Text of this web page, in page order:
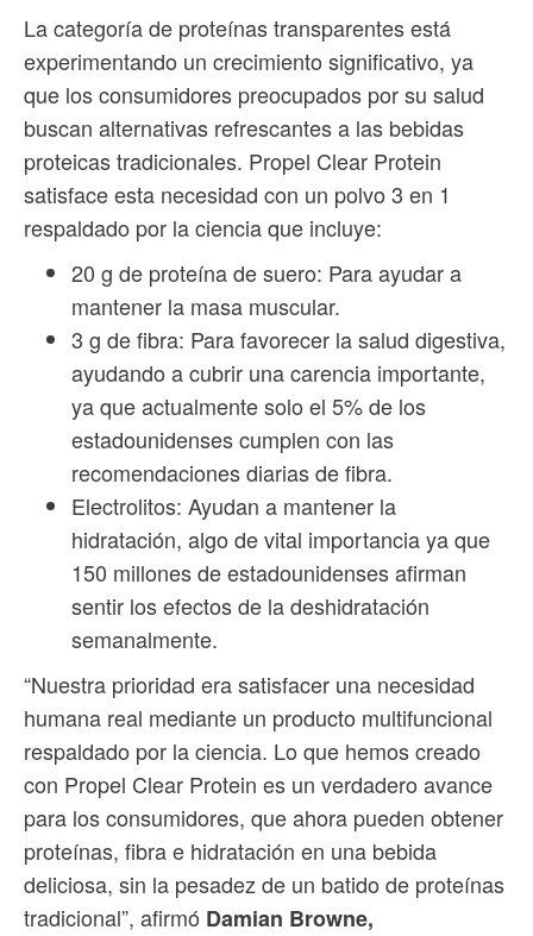
La categoría de proteínas transparentes está
experimentando un crecimiento significativo, ya
que los consumidores preocupados por su salud
buscan alternativas refrescantes a las bebidas
proteicas tradicionales. Propel Clear Protein
satisface esta necesidad con un polvo 3 en 1
respaldado por la ciencia que incluye:
20 g de proteína de suero: Para ayudar a
mantener la masa muscular.
3 g de fibra: Para favorecer la salud digestiva,
ayudando a cubrir una carencia importante,
ya que actualmente solo el 5% de los
estadounidenses cumplen con las
recomendaciones diarias de fibra.
Electrolitos: Ayudan a mantener la
hidratación, algo de vital importancia ya que
150 millones de estadounidenses afirman
sentir los efectos de la deshidratación
semanalmente.
“Nuestra prioridad era satisfacer una necesidad
humana real mediante un producto multifuncional
respaldado por la ciencia. Lo que hemos creado
con Propel Clear Protein es un verdadero avance
para los consumidores, que ahora pueden obtener
proteínas, fibra e hidratación en una bebida
deliciosa, sin la pesadez de un batido de proteínas
tradicional”, afirmó Damian Browne,